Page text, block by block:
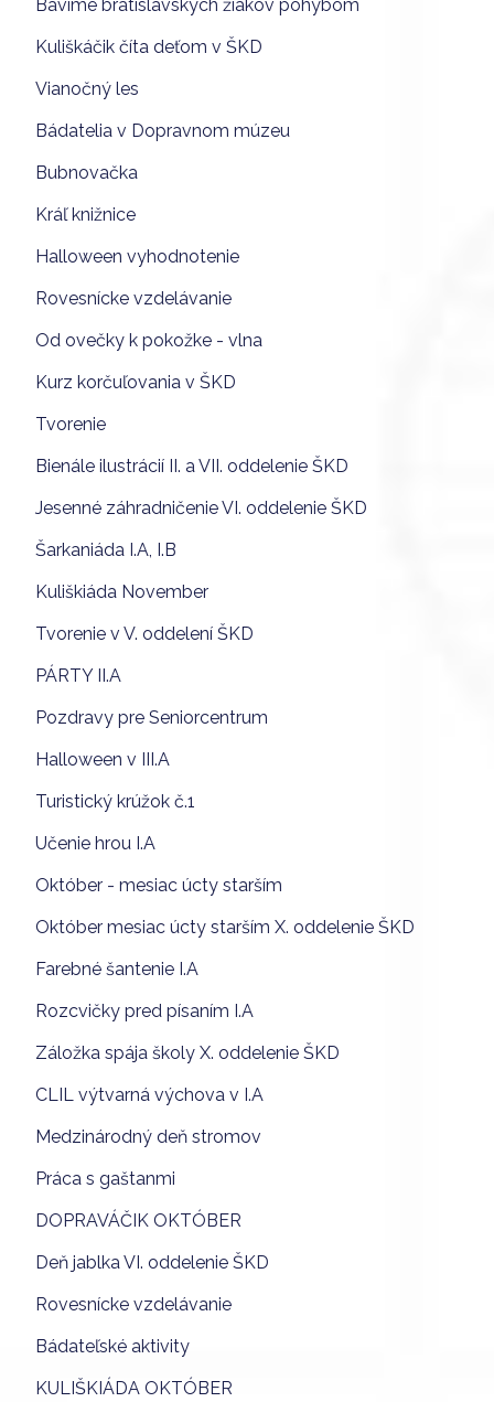
Bavíme bratislavských žiakov pohybom
Kuliškáčik číta deťom v ŠKD
Vianočný les
Bádatelia v Dopravnom múzeu
Bubnovačka
Kráľ knižnice
Halloween vyhodnotenie
Rovesnícke vzdelávanie
Od ovečky k pokožke - vlna
Kurz korčuľovania v ŠKD
Tvorenie
Bienále ilustrácií II. a VII. oddelenie ŠKD
Jesenné záhradničenie VI. oddelenie ŠKD
Šarkaniáda I.A, I.B
Kuliškiáda November
Tvorenie v V. oddelení ŠKD
PÁRTY II.A
Pozdravy pre Seniorcentrum
Halloween v III.A
Turistický krúžok č.1
Učenie hrou I.A
Október - mesiac úcty starším
Október mesiac úcty starším X. oddelenie ŠKD
Farebné šantenie I.A
Rozcvičky pred písaním I.A
Záložka spája školy X. oddelenie ŠKD
CLIL výtvarná výchova v I.A
Medzinárodný deň stromov
Práca s gaštanmi
DOPRAVÁČIK OKTÓBER
Deň jablka VI. oddelenie ŠKD
Rovesnícke vzdelávanie
Bádateľské aktivity
KULIŠKIÁDA OKTÓBER